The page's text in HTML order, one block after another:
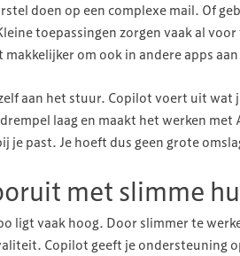
doen op een complexe mail. Of
toepassingen zorgen vaak al
om ook in andere apps
aan het stuur. Copilot voert uit
laag en maakt het werken
je past. Je hoeft dus geen grote
met slimme
ligt vaak hoog. Door slimmer te
Copilot geeft je ondersteuning